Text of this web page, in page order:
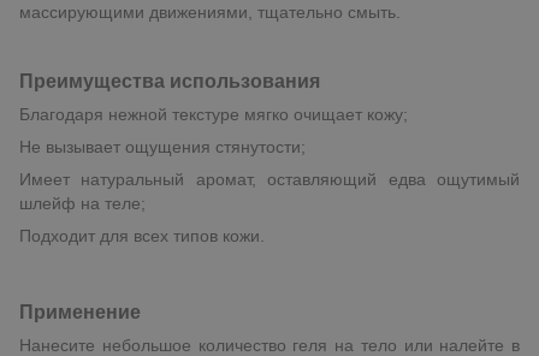
массирующими движениями, тщательно смыть.
Преимущества использования
Благодаря нежной текстуре мягко очищает кожу;
Не вызывает ощущения стянутости;
Имеет натуральный аромат, оставляющий едва ощутимый
шлейф на теле;
Подходит для всех типов кожи.
Применение
Нанесите небольшое количество геля на тело или налейте в